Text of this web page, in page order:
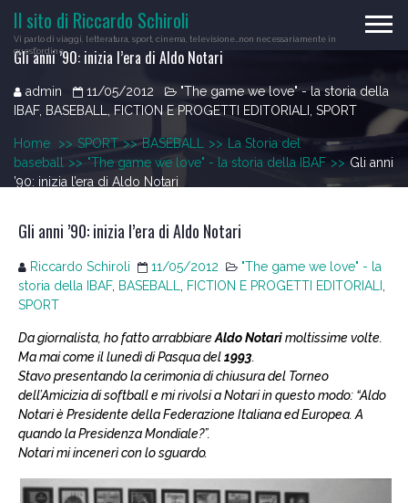
content
Il sito di Riccardo Schiroli
Vi parlo di viaggi, letteratura, sport, cinema, televisione…non necessariamente in
quest'ordine
Gli anni ’90: inizia l’era di Aldo Notari
admin 11/05/2012
"The game we love" - la storia della
IBAF, BASEBALL FICTION E PROGETTI EDITORIALI SPORT
Home >> SPORT >> BASEBALL >> La Storia del
baseball >> "The game we love" - la storia della IBAF >> Gli anni
’90: inizia l’era di Aldo Notari
Gli anni ’90: inizia l’era di Aldo Notari
Riccardo Schiroli 11/05/2012
"The game we love" - la
storia della IBAF, BASEBALL FICTION E PROGETTI EDITORIALI
SPORT
Da giornalista, ho fatto arrabbiareAldo Notarimoltissime volte.
Ma mai come il lunedì di Pasqua del1993.
Stavo presentando la cerimonia di chiusura del Torneo
dell’Amicizia di softball e mi rivolsi a Notari in questo modo: “Aldo
Notari è Presidente della Federazione Italiana ed Europea. A
quando la Presidenza Mondiale?”.
Notari mi incenerì con lo sguardo.